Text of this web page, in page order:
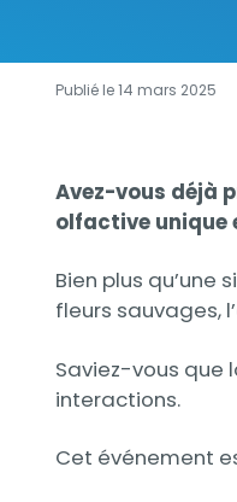
Publié le 14 mars 2025
Contenu
Avez-vous déjà
olfactive unique
Bien plus
fleurs sauvages,
Saviez-vous que
interactions.
Cet événement